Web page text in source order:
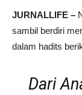
JURNALLIFE –
sambil berdiri
dalam hadits
Dari